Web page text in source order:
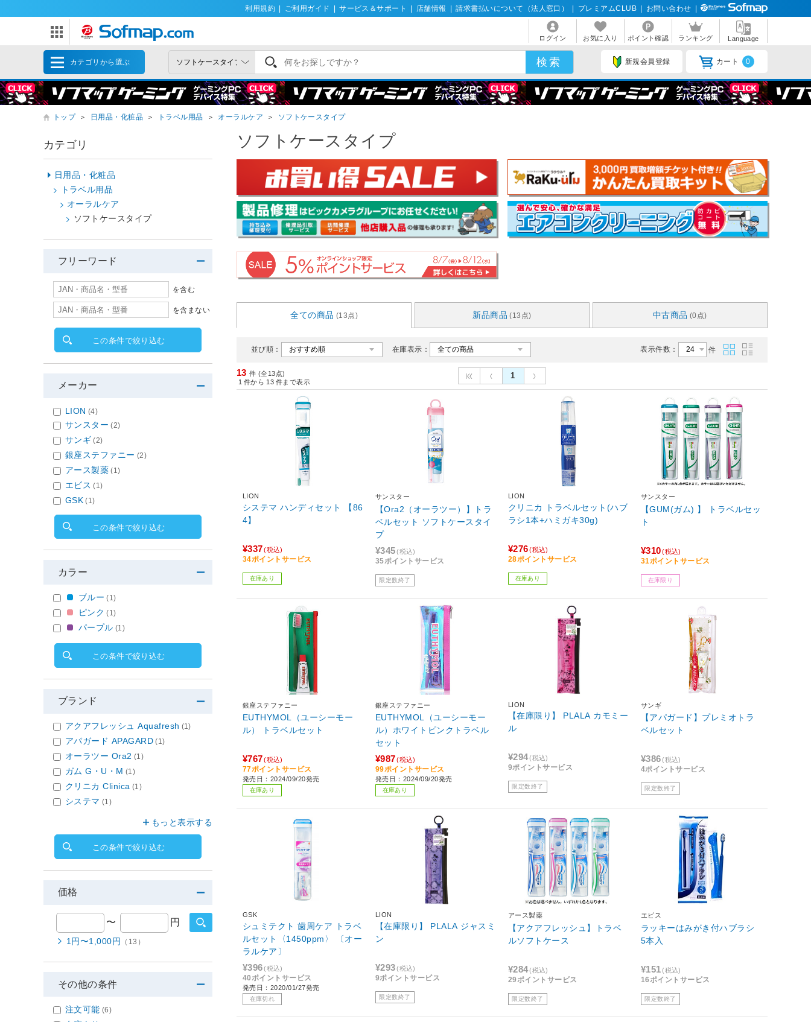
利用規約 ご利用ガイド サービス＆サポート 店舗情報 請求書払いについて（法人窓口） プレミアムCLUB お問い合わせ
ログイン お気に入り ポイント確認 ランキング Language
カテゴリから選ぶ 新規会員登録 カート 0
トップ ＞ 日用品・化粧品 ＞ トラベル用品 ＞ オーラルケア ＞ ソフトケースタイプ
ソフトケースタイプ
全ての商品 (13点) 新品商品 (13点) 中古商品 (0点)
並び順： 在庫表示： 表示件数： 件
13 件 (全13点)
1 件から 13 件まで表示
1
LION
システマ ハンディセット 【86
4】
¥337 (税込)
34ポイントサービス
在庫あり
サンスター
【Ora2（オーラツー）】トラ
ベルセット ソフトケースタイ
プ
¥345 (税込)
35ポイントサービス
限定数終了
LION
クリニカ トラベルセット(ハブ
ラシ1本+ハミガキ30g)
¥276 (税込)
28ポイントサービス
在庫あり
サンスター
【GUM(ガム) 】 トラベルセッ
ト
¥310 (税込)
31ポイントサービス
在庫限り
銀座ステファニー
EUTHYMOL（ユーシーモー
ル） トラベルセット
¥767 (税込)
77ポイントサービス
発売日：2024/09/20発売
在庫あり
銀座ステファニー
EUTHYMOL（ユーシーモー
ル）ホワイトピンクトラベル
セット
¥987 (税込)
99ポイントサービス
発売日：2024/09/20発売
在庫あり
LION
【在庫限り】 PLALA カモミー
ル
¥294(税込)
9ポイントサービス
限定数終了
サンギ
【アパガード】プレミオトラ
ベルセット
¥386 (税込)
4ポイントサービス
限定数終了
GSK
シュミテクト 歯周ケア トラベ
ルセット〈1450ppm〉 〔オー
ラルケア〕
¥396 (税込)
40ポイントサービス
発売日：2020/01/27発売
在庫切れ
LION
【在庫限り】 PLALA ジャスミ
ン
¥293 (税込)
9ポイントサービス
限定数終了
アース製薬
【アクアフレッシュ】トラベ
ルソフトケース
¥284(税込)
29ポイントサービス
限定数終了
エビス
ラッキーはみがき付ハブラシ
5本入
¥151 (税込)
16ポイントサービス
限定数終了
カテゴリ
日用品・化粧品
トラベル用品
オーラルケア
ソフトケースタイプ
フリーワード
を含む
を含まない
この条件で絞り込む
メーカー
LION (4)
サンスター (2)
サンギ (2)
銀座ステファニー (2)
アース製薬 (1)
エビス (1)
GSK (1)
この条件で絞り込む
カラー
ブルー (1)
ピンク (1)
パープル (1)
この条件で絞り込む
ブランド
アクアフレッシュ Aquafresh (1)
アパガード APAGARD (1)
オーラツー Ora2 (1)
ガム G・U・M (1)
クリニカ Clinica (1)
システマ (1)
もっと表示する
この条件で絞り込む
価格
〜 円
1円〜1,000円 （13）
その他の条件
注文可能 (6)